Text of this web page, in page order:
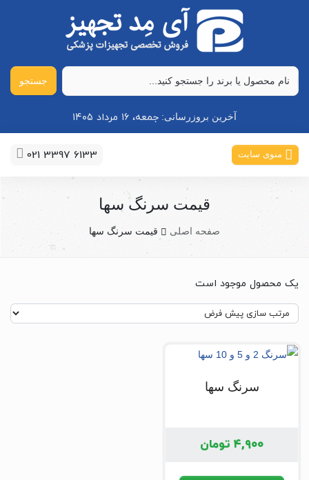
جستجو
آخرین بروزرسانی: جمعه، ۱۶ مرداد ۱۴۰۵
منوی سایت 021 3397 6133
قیمت سرنگ سها
صفحه اصلی قیمت سرنگ سها
یک محصول موجود است
سرنگ سها
۴,۹۰۰ تومان